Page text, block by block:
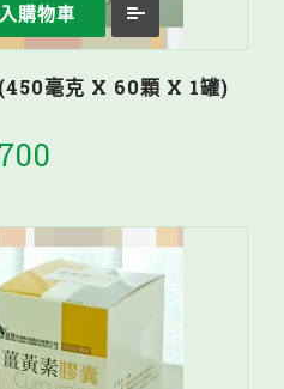
購物車
毫克 X 60顆 X 1罐)